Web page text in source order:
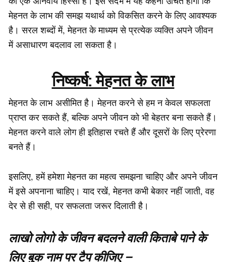
मेहनत के लाभ की समझ यथार्थ को विकसित करने के लिए आवश्यक
है। सरल शब्दों में, मेहनत के माध्यम से प्रत्येक व्यक्ति अपने जीवन
में असाधारण बदलाव ला सकता है।
निष्कर्ष: मेहनत के लाभ
मेहनत के लाभ असीमित है। मेहनत करने से हम न केवल सफलता
प्राप्त कर सकते हैं, बल्कि अपने जीवन को भी बेहतर बना सकते हैं।
मेहनत करने वाले लोग ही इतिहास रचते हैं और दूसरों के लिए प्रेरणा
बनते हैं।
इसलिए, हमें हमेशा मेहनत का महत्व समझना चाहिए और अपने जीवन
में इसे अपनाना चाहिए। याद रखें, मेहनत कभी बेकार नहीं जाती, वह
देर से ही सही, पर सफलता जरूर दिलाती है।
लाखो लोगो के जीवन बदलने वाली किताबे पाने के
लिए बुक नाम पर टैप कीजिए –